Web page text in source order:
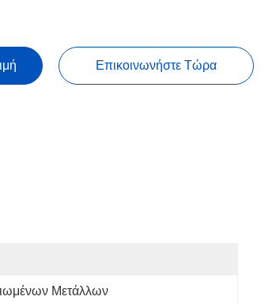
Επικοινωνήστε Τώρα
Μετάλλων